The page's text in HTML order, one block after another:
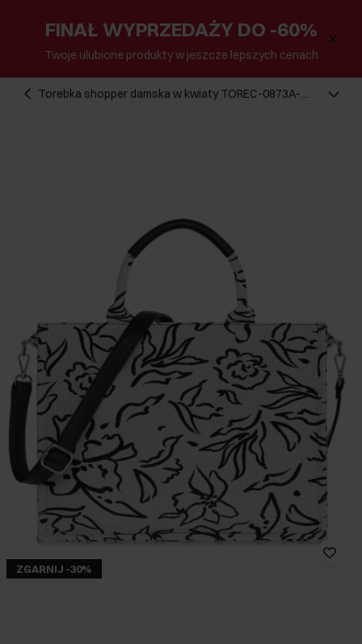
FINAŁ WYPRZEDAŻY DO -60%
Twoje ulubione produkty w jeszcze lepszych cenach
Torebka shopper damska w kwiaty TOREC-0873A-
ZGARNIJ -30%